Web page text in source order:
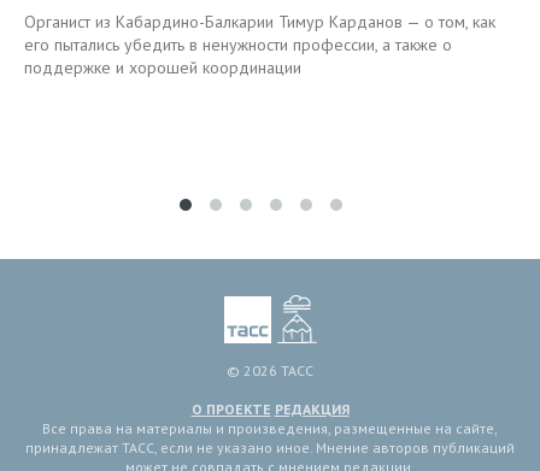
Органист из Кабардино-Балкарии Тимур Карданов — о том, как
его пытались убедить в ненужности профессии, а также о
поддержке и хорошей координации
© 2026 ТАСС
О ПРОЕКТЕ РЕДАКЦИЯ
Все права на материалы и произведения, размещенные на сайте,
принадлежат ТАСС, если не указано иное. Мнение авторов публикаций
может не совпадать с мнением редакции.